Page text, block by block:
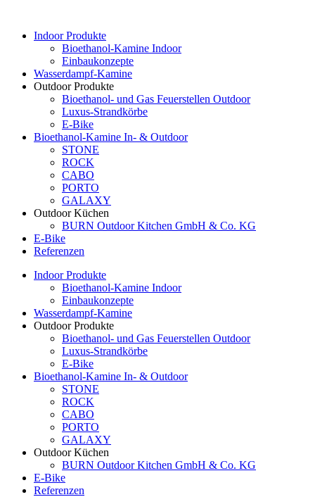
Indoor Produkte
Bioethanol-Kamine Indoor
Einbaukonzepte
Wasserdampf-Kamine
Outdoor Produkte
Bioethanol- und Gas Feuerstellen Outdoor
Luxus-Strandkörbe
E-Bike
Bioethanol-Kamine In- & Outdoor
STONE
ROCK
CABO
PORTO
GALAXY
Outdoor Küchen
BURN Outdoor Kitchen GmbH & Co. KG
E-Bike
Referenzen
Indoor Produkte
Bioethanol-Kamine Indoor
Einbaukonzepte
Wasserdampf-Kamine
Outdoor Produkte
Bioethanol- und Gas Feuerstellen Outdoor
Luxus-Strandkörbe
E-Bike
Bioethanol-Kamine In- & Outdoor
STONE
ROCK
CABO
PORTO
GALAXY
Outdoor Küchen
BURN Outdoor Kitchen GmbH & Co. KG
E-Bike
Referenzen